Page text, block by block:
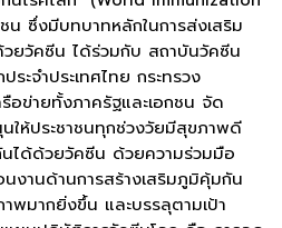
น ซึ่งมีบทบาทหลักในการส่งเสริม
วยวัคซีน ได้ร่วมกับ สถาบันวัคซีน
ะจำประเทศไทย กระทรวง
อข่ายทั้งภาครัฐและเอกชน จัด
ให้ประชาชนทุกช่วงวัยมีสุขภาพดี
ได้ด้วยวัคซีน ด้วยความร่วมมือ
งานด้านการสร้างเสริมภูมิคุ้มกัน
าพมากยิ่งขึ้น และบรรลุตามเป้า